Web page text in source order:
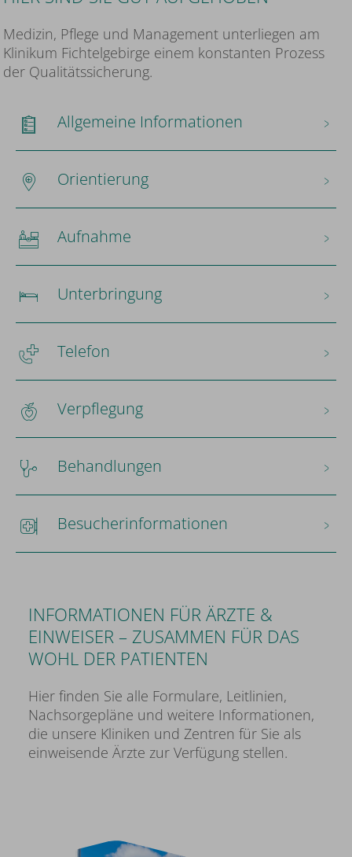
Medizin, Pflege und Management unterliegen am
Klinikum Fichtelgebirge einem konstanten Prozess
der Qualitätssicherung.
Allgemeine Informationen
Orientierung
Aufnahme
Unterbringung
Telefon
Verpflegung
Behandlungen
Besucherinformationen
INFORMATIONEN FÜR ÄRZTE &
EINWEISER – ZUSAMMEN FÜR DAS
WOHL DER PATIENTEN
Hier finden Sie alle Formulare, Leitlinien,
Nachsorgepläne und weitere Informationen,
die unsere Kliniken und Zentren für Sie als
einweisende Ärzte zur Verfügung stellen.